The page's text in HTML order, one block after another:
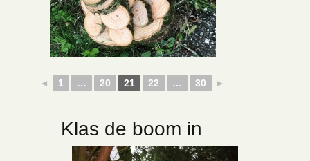
◄ 1 … 20 21 22 … 30 ►
Klas de boom in